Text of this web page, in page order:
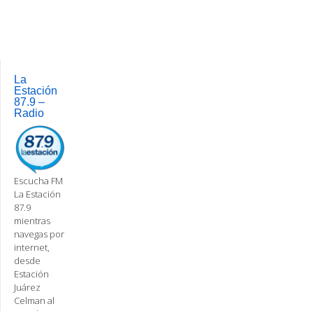
La
Estación
87.9 –
Radio
Escucha FM
La Estación
87.9
mientras
navegas por
internet,
desde
Estación
Juárez
Celman al